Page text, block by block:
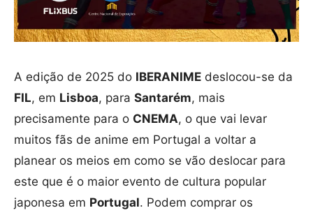
A edição de 2025 do IBERANIME deslocou-se da
FIL, em Lisboa, para Santarém, mais
precisamente para o CNEMA, o que vai levar
muitos fãs de anime em Portugal a voltar a
planear os meios em como se vão deslocar para
este que é o maior evento de cultura popular
japonesa em Portugal. Podem comprar os